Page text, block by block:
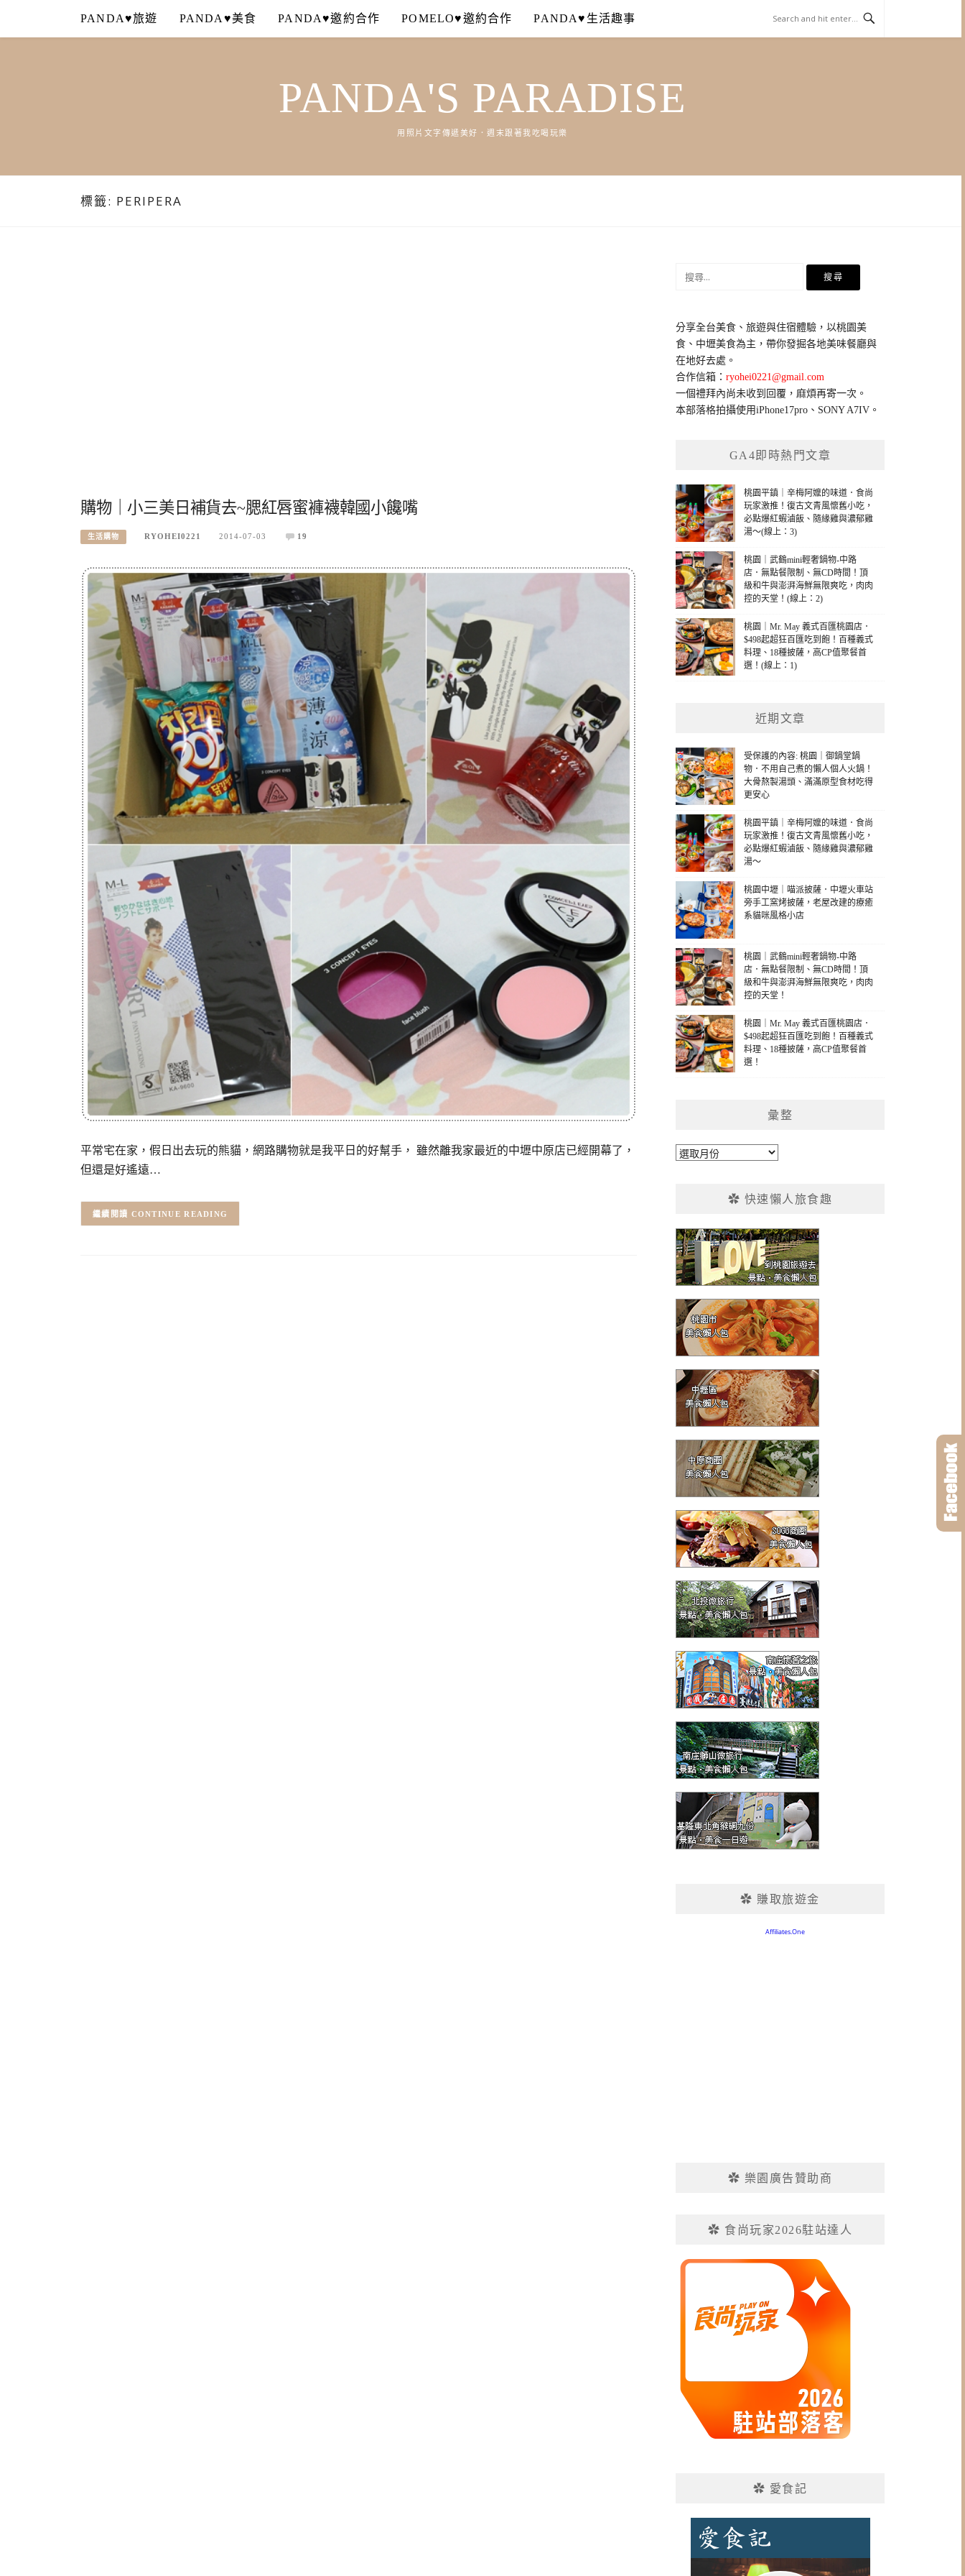
content
PANDA♥旅遊 PANDA♥美食 PANDA♥邀約合作 POMELO♥邀約合作 PANDA♥生活趣事
PANDA'S PARADISE
用照片文字傳遞美好．週末跟著我吃喝玩樂
標籤: PERIPERA
購物｜小三美日補貨去~腮紅唇蜜褲襪韓國小饞嘴
生活購物 RYOHEI0221 2014-07-03 19
平常宅在家，假日出去玩的熊貓，網路購物就是我平日的好幫手， 雖然離我家最近的中壢中原店已經開幕了，
但還是好遙遠…
CONTINUE READING
鍵
字:
分享全台美食、旅遊與住宿體驗，以桃園美
食、中壢美食為主，帶你發掘各地美味餐廳與
在地好去處。
合作信箱：ryohei0221@gmail.com
一個禮拜內尚未收到回覆，麻煩再寄一次。
本部落格拍攝使用iPhone17pro、SONY A7IV。
GA4即時熱門文章
桃園平鎮｜辛梅阿嬤的味道．食尚
玩家激推！復古文青風懷舊小吃，
必點爆紅蝦滷飯、隨緣雞與濃郁雞
湯～(線上：3)
桃園｜武鶴mini輕奢鍋物-中路
店．無點餐限制、無CD時間！頂
級和牛與澎湃海鮮無限爽吃，肉肉
控的天堂！(線上：2)
桃園｜Mr. May 義式百匯桃園店．
$498起超狂百匯吃到飽！百種義式
料理、18種披薩，高CP值聚餐首
選！(線上：1)
近期文章
受保護的內容: 桃園｜御鍋堂鍋
物．不用自己煮的懶人個人火鍋！
大骨熬製湯頭、滿滿原型食材吃得
更安心
桃園平鎮｜辛梅阿嬤的味道．食尚
玩家激推！復古文青風懷舊小吃，
必點爆紅蝦滷飯、隨緣雞與濃郁雞
湯～
桃園中壢｜喵派披薩．中壢火車站
旁手工窯烤披薩，老屋改建的療癒
系貓咪風格小店
桃園｜武鶴mini輕奢鍋物-中路
店．無點餐限制、無CD時間！頂
級和牛與澎湃海鮮無限爽吃，肉肉
控的天堂！
桃園｜Mr. May 義式百匯桃園店．
$498起超狂百匯吃到飽！百種義式
料理、18種披薩，高CP值聚餐首
選！
彙整
彙
✿ 快速懶人旅食趣
✿ 賺取旅遊金
✿ 樂園廣告贊助商
✿ 食尚玩家2026駐站達人
✿ 愛食記